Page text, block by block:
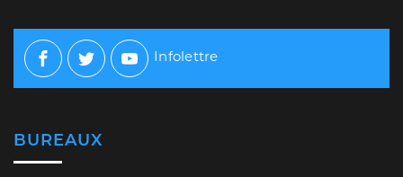
Facebook
TwitterYoutube
Infolettre
BUREAUX